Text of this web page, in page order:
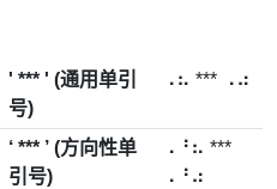
' *** ' (通用单引
号)
⠠⠦ *** ⠠⠴
‘ *** ’ (方向性单
引号)
⠠⠘⠦ ***
⠠⠘⠴